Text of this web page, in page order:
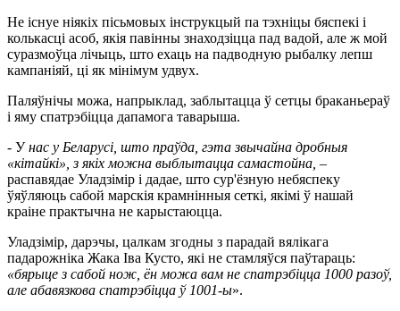
Не існуе ніякіх пісьмовых інструкцый па тэхніцы бяспекі і
колькасці асоб, якія павінны знаходзіцца пад вадой, але ж мой
суразмоўца лічыць, што ехаць на падводную рыбалку лепш
кампаніяй, ці як мінімум удвух.
Паляўнічы можа, напрыклад, заблытацца ў сетцы браканьераў
і яму спатрэбіцца дапамога таварыша.
- Унас у Беларусі, што праўда, гэта звычайна дробныя
«кітайкі», з якіх можна выблытацца самастойна, –
распавядае Уладзімір і дадае, што сур'ёзную небяспеку
ўяўляюць сабой марскія крамнінныя сеткі, якімі ў нашай
краіне практычна не карыстаюцца.
Уладзімір, дарэчы, цалкам згодны з парадай вялікага
падарожніка Жака Іва Кусто, які не стамляўся паўтараць:
«бярыце з сабой нож, ён можа вам не спатрэбіцца 1000 разоў,
але абавязкова спатрэбіцца ў 1001-ы».